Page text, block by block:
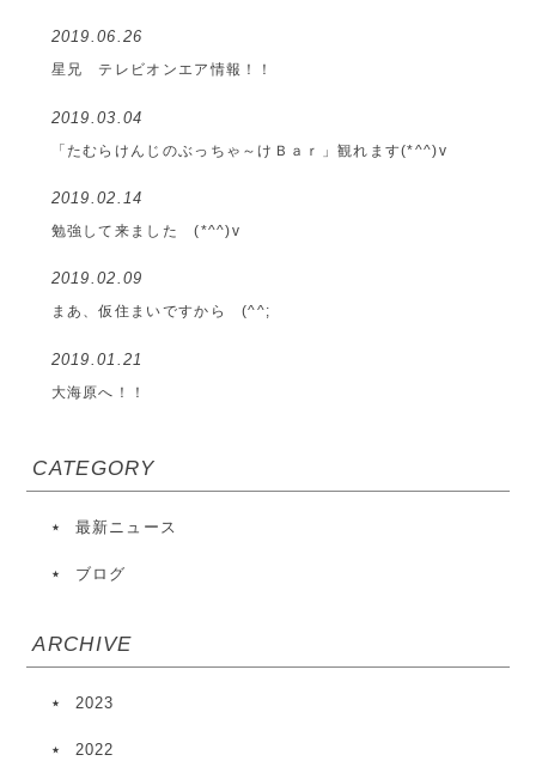
2019.06.26
星兄 テレビオンエア情報！！
2019.03.04
「たむらけんじのぶっちゃ～けＢａｒ」観れます(*^^)v
2019.02.14
勉強して来ました (*^^)v
2019.02.09
まあ、仮住まいですから (^^;
2019.01.21
大海原へ！！
CATEGORY
最新ニュース
ブログ
ARCHIVE
2023
2022